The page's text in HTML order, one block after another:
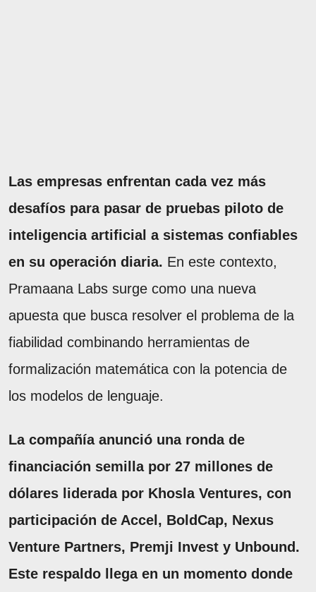
Las empresas enfrentan cada vez más
desafíos para pasar de pruebas piloto de
inteligencia artificial a sistemas confiables
en su operación diaria. En este contexto,
Pramaana Labs surge como una nueva
apuesta que busca resolver el problema de la
fiabilidad combinando herramientas de
formalización matemática con la potencia de
los modelos de lenguaje.
La compañía anunció una ronda de
financiación semilla por 27 millones de
dólares liderada por Khosla Ventures, con
participación de Accel, BoldCap, Nexus
Venture Partners, Premji Invest y Unbound.
Este respaldo llega en un momento donde